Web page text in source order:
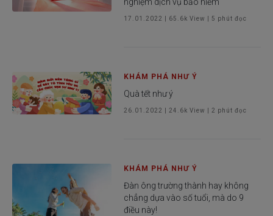
nghiệm dịch vụ bảo hiểm
17.01.2022 65.6k View |5 phút đọc
KHÁM PHÁ NHƯ Ý
Quà tết như ý
26.01.2022 |24.6k View |2 phút đọc
KHÁM PHÁ NHƯ Ý
Đàn ông trường thành hay không
chẳng dựa vào số tuổi, mà do 9
điều này!